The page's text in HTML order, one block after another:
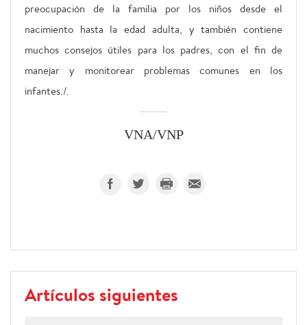
preocupación de la familia por los niños desde el
nacimiento hasta la edad adulta, y también contiene
muchos consejos útiles para los padres, con el fin de
manejar y monitorear problemas comunes en los
infantes./.
VNA/VNP
Artículos siguientes